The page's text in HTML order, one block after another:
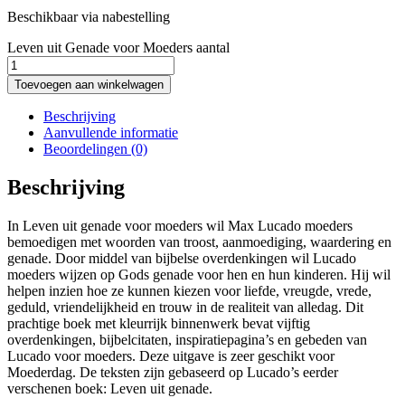
Beschikbaar via nabestelling
Leven uit Genade voor Moeders aantal
Toevoegen aan winkelwagen
Beschrijving
Aanvullende informatie
Beoordelingen (0)
Beschrijving
In Leven uit genade voor moeders wil Max Lucado moeders
bemoedigen met woorden van troost, aanmoediging, waardering en
genade. Door middel van bijbelse overdenkingen wil Lucado
moeders wijzen op Gods genade voor hen en hun kinderen. Hij wil
helpen inzien hoe ze kunnen kiezen voor liefde, vreugde, vrede,
geduld, vriendelijkheid en trouw in de realiteit van alledag. Dit
prachtige boek met kleurrijk binnenwerk bevat vijftig
overdenkingen, bijbelcitaten, inspiratiepagina’s en gebeden van
Lucado voor moeders. Deze uitgave is zeer geschikt voor
Moederdag. De teksten zijn gebaseerd op Lucado’s eerder
verschenen boek: Leven uit genade.